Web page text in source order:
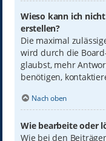
Wieso kann ich
erstellen?
Die maximal
wird durch die
glaubst, mehr
benötigen,
Nach oben
Wie bearbeite oder
Wie bei den